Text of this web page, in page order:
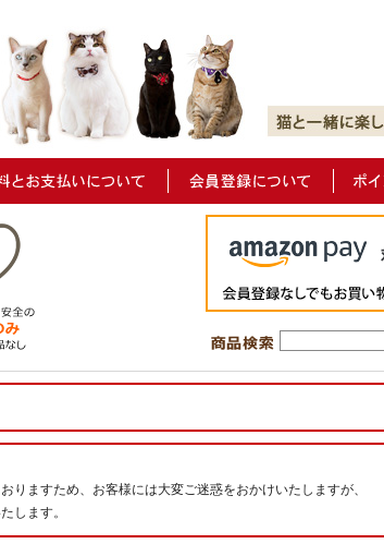
りますため、お客様には大変ご迷惑をおかけいたしますが、
します。